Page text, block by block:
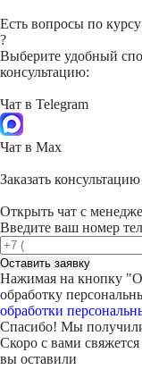
Есть вопросы по курсу
?
Выберите удобный
консультацию:
Чат в Telegram
Чат в Max
Заказать
Открыть чат с
Введите ваш номер
Оставить заявку
Нажимая на кнопку "
обработку
обработки
Спасибо! Мы
Скоро с вами
вы оставили